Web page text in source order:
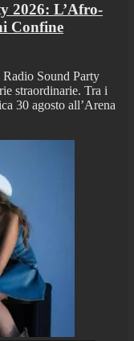
2026: L’Afro-
Confine
Sound Party
straordinarie. Tra i
30 agosto all’Arena